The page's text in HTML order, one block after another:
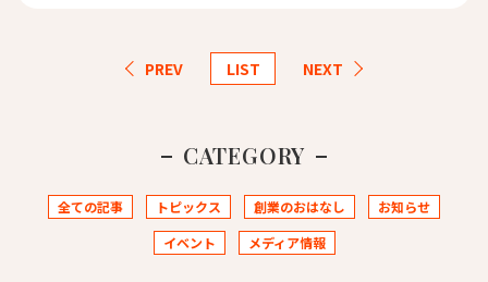
PREV LIST NEXT
CATEGORY
全ての記事 トピックス 創業のおはなし
お知らせ
イベント
メディア情報